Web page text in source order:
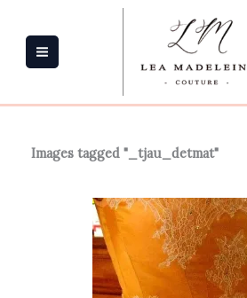
contenu
Images tagged "_tjau_detmat"